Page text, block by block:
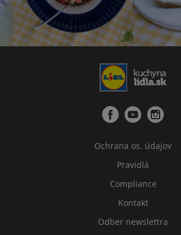
Ochrana os. údajov
Pravidlá
Compliance
Kontakt
Odber newslettra